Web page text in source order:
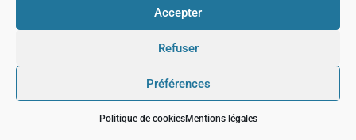
Accepter
Refuser
Préférences
Politique de cookiesMentions légales